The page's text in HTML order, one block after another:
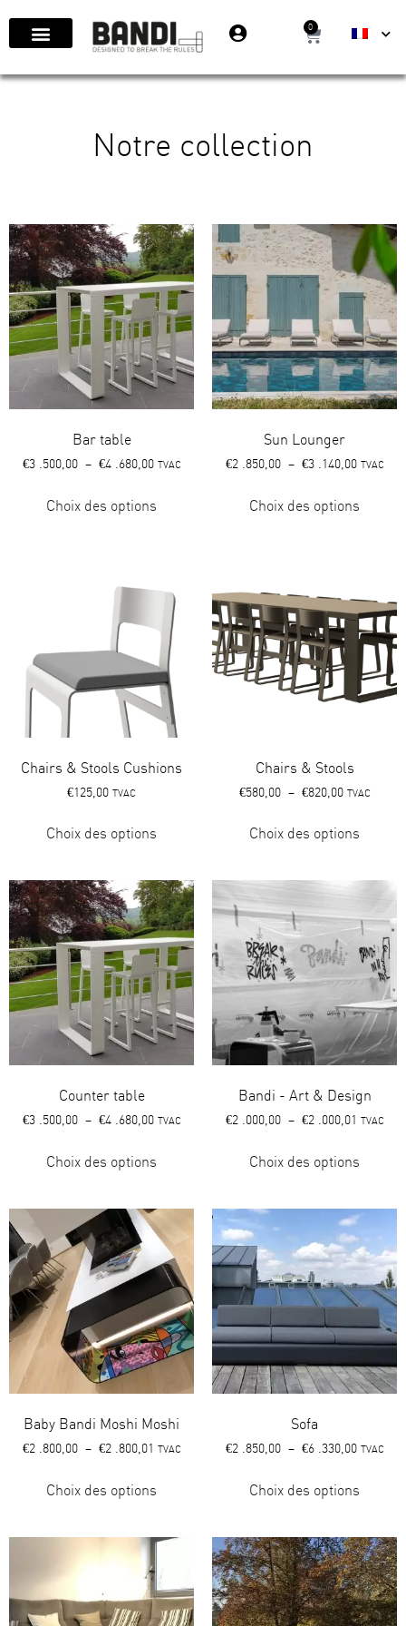
0
Notre collection
Bar table
€3 .500,00 – €4 .680,00 TVAC
Choix des options
Sun Lounger
€2 .850,00 – €3 .140,00 TVAC
Choix des options
Chairs & Stools Cushions
€125,00 TVAC
Choix des options
Chairs & Stools
€580,00 – €820,00 TVAC
Choix des options
Counter table
€3 .500,00 – €4 .680,00 TVAC
Choix des options
Bandi - Art & Design
€2 .000,00 – €2 .000,01 TVAC
Choix des options
Baby Bandi Moshi Moshi
€2 .800,00 – €2 .800,01 TVAC
Choix des options
Sofa
€2 .850,00 – €6 .330,00 TVAC
Choix des options